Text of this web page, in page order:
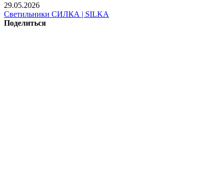
29.05.2026
Светильники СИЛКА | SILKA
Поделиться